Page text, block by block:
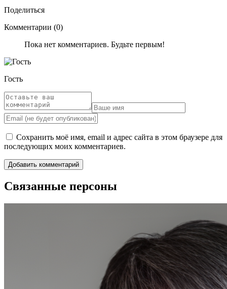
Поделиться
Комментарии (0)
Пока нет комментариев. Будьте первым!
Гость
Сохранить моё имя, email и адрес сайта в этом браузере для
последующих моих комментариев.
Связанные персоны